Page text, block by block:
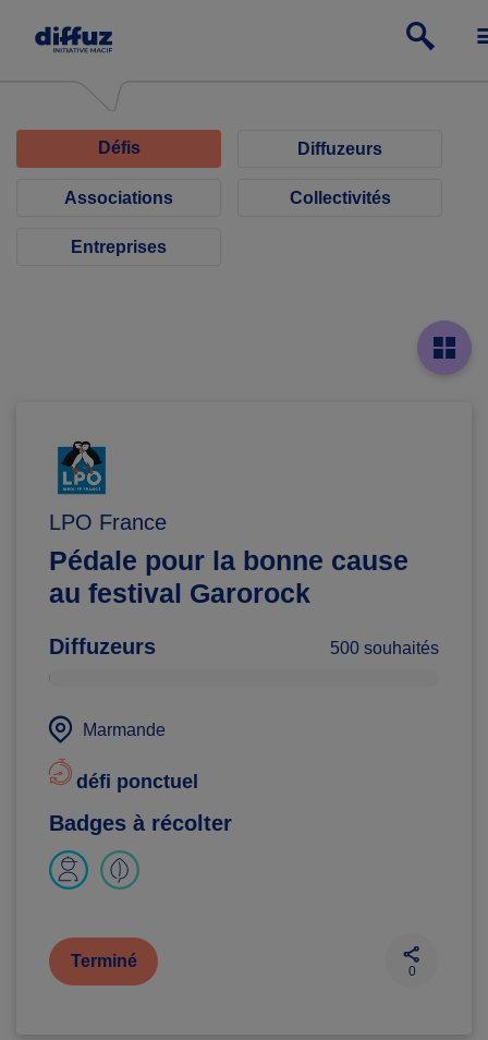
Défis Diffuzeurs
Associations Collectivités
Entreprises
LPO France
Pédale pour la bonne cause
au festival Garorock
Diffuzeurs 500 souhaités
Marmande
défi ponctuel
Badges à récolter
Terminé
0